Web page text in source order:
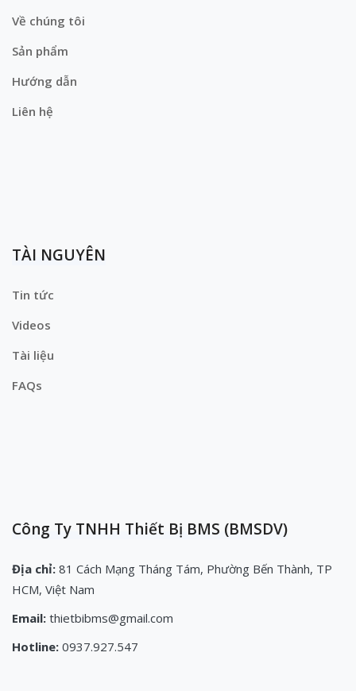
Về chúng tôi
Sản phẩm
Hướng dẫn
Liên hệ
TÀI NGUYÊN
Tin tức
Videos
Tài liệu
FAQs
Công Ty TNHH Thiết Bị BMS (BMSDV)
Địa chỉ: 81 Cách Mạng Tháng Tám, Phường Bến Thành, TP
HCM, Việt Nam
Email: thietbibms@gmail.com
Hotline: 0937.927.547